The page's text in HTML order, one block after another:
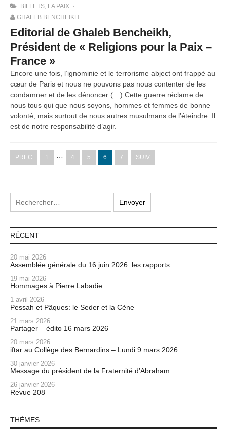
BILLETS, LA PAIX
GHALEB BENCHEIKH
Editorial de Ghaleb Bencheikh,
Président de « Religions pour la Paix –
France »
Encore une fois, l’ignominie et le terrorisme abject ont frappé au
cœur de Paris et nous ne pouvons pas nous contenter de les
condamner et de les dénoncer (…) Cette guerre réclame de
nous tous qui que nous soyons, hommes et femmes de bonne
volonté, mais surtout de nous autres musulmans de l’éteindre. Il
est de notre responsabilité d’agir.
PREC 1 4 5 6 7 SUIV
RÉCENT
20 mai 2026
Assemblée générale du 16 juin 2026: les rapports
19 mai 2026
Hommages à Pierre Labadie
1 avril 2026
Pessah et Pâques: le Seder et la Cène
21 mars 2026
Partager – édito 16 mars 2026
20 mars 2026
iftar au Collège des Bernardins – Lundi 9 mars 2026
30 janvier 2026
Message du président de la Fraternité d’Abraham
26 janvier 2026
Revue 208
THÈMES